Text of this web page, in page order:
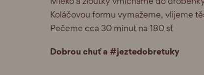
Koláčovou formu vymažeme, vlijeme
Pečeme cca 30 minut na 180 st
Dobrou chuť a #jeztedobretuky